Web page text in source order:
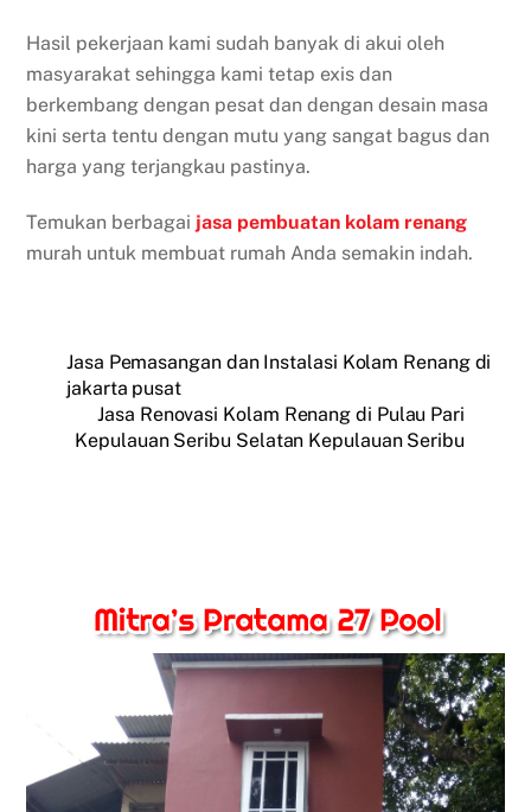
Hasil pekerjaan kami sudah banyak di akui oleh
masyarakat sehingga kami tetap exis dan
berkembang dengan pesat dan dengan desain masa
kini serta tentu dengan mutu yang sangat bagus dan
harga yang terjangkau pastinya.
Temukan berbagai jasa pembuatan kolam renang
murah untuk membuat rumah Anda semakin indah.
Jasa Pemasangan dan Instalasi Kolam Renang di
jakarta pusat
Jasa Renovasi Kolam Renang di Pulau Pari
Kepulauan Seribu Selatan Kepulauan Seribu